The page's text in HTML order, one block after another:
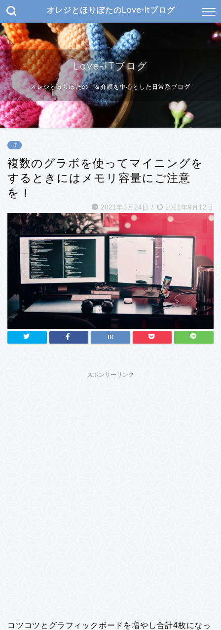
オレジとほりぽたのLove-Itブログ
Love-ITブログ
オレジとほりぽたのIT＆介護を中心とした日常系ブログ
IT
複数のグラボを使ってマイニングを
するときにはメモリ容量にご注意
を！
2021年5月24日 / 2021年9月12日
スポンサーリンク
コツコツとグラフィックボードを増やし合計4枚になっ